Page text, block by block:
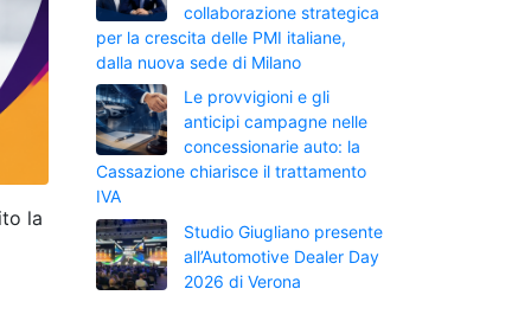
la
collaborazione strategica
per la crescita delle PMI italiane,
dalla nuova sede di Milano
Le provvigioni e gli
anticipi campagne nelle
concessionarie auto: la
Cassazione chiarisce il trattamento
IVA
Studio Giugliano presente
all’Automotive Dealer Day
2026 di Verona